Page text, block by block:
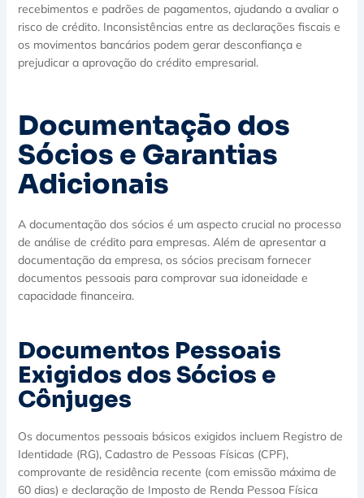
recebimentos e padrões de pagamentos, ajudando a avaliar o
risco de crédito. Inconsistências entre as declarações fiscais e
os movimentos bancários podem gerar desconfiança e
prejudicar a aprovação do crédito empresarial.
Documentação dos
Sócios e Garantias
Adicionais
A documentação dos sócios é um aspecto crucial no processo
de análise de crédito para empresas. Além de apresentar a
documentação da empresa, os sócios precisam fornecer
documentos pessoais para comprovar sua idoneidade e
capacidade financeira.
Documentos Pessoais
Exigidos dos Sócios e
Cônjuges
Os documentos pessoais básicos exigidos incluem Registro de
Identidade (RG), Cadastro de Pessoas Físicas (CPF),
comprovante de residência recente (com emissão máxima de
60 dias) e declaração de Imposto de Renda Pessoa Física